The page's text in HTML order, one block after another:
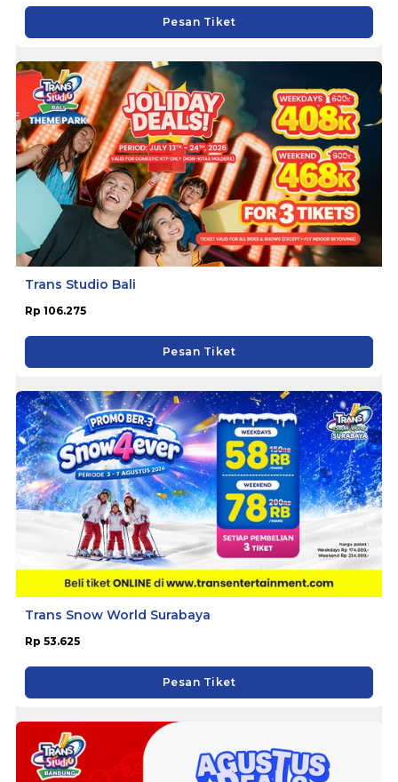
Pesan Tiket
Trans Studio Bali
Rp 106.275
Pesan Tiket
Trans Snow World Surabaya
Rp 53.625
Pesan Tiket